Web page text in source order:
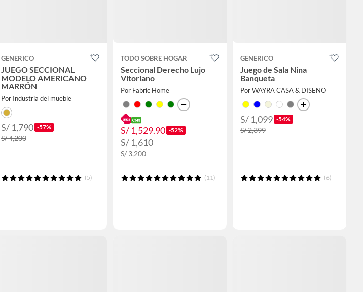
GENERICO
JUEGO SECCIONAL
MODELO AMERICANO
MARRÓN
Por Industria del mueble
S/ 1,790 -57%
S/ 4,200
(5)
TODO SOBRE HOGAR
Seccional Derecho Lujo
Vitoriano
Por Fabric Home
S/ 1,529.90 -52%
S/ 1,610
S/ 3,200
(11)
GENERICO
Juego de Sala Nina
Banqueta
Por WAYRA CASA & DISENO
S/ 1,099 -54%
S/ 2,399
(6)